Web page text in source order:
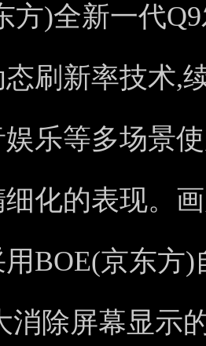
方)全新一代
态刷新率技术,
乐等多场景
细化的表现。
BOE(京东方
消除屏幕显示